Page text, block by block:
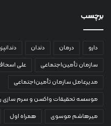
برچسب
دارو درمان دندان
سازمان تأمین‌اجتماعی
علی
مدیرعامل سازمان تأمین‌اجتماعی
موسسه تحقیقات واکسن و سرم سازی
میرهاشم موسوی
همراه اول